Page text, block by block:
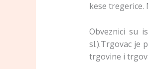
kese
Obveznici su
sl.).Trgovac je
trgovine i